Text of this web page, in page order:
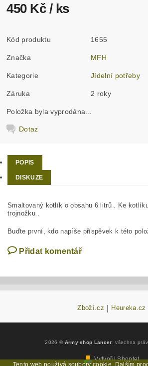
450 Kč / ks
Kód produktu 1655
Značka MFH
Kategorie Jídelní potřeby
Záruka 2 roky
Položka byla vyprodána...
Dotaz
POPIS
DISKUZE
Smaltovaný kotlík o obsahu 6 litrů . Ke
trojnožku .
Buďte první, kdo napíše příspěvek k této
Přidat komentář
Zboží.cz Heureka.cz
2026 © Army shop Lancer , všechna
Vytvořil Shoptet
Tento web používá soubory cookie. Dalším